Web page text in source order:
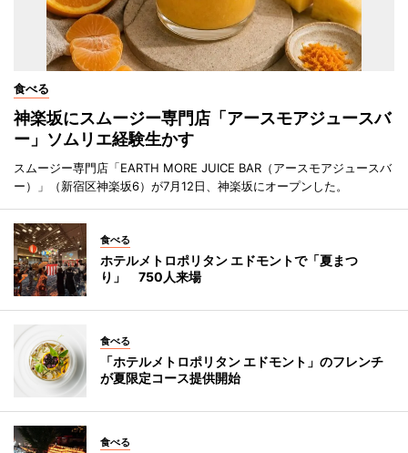
食べる
神楽坂にスムージー専門店「アースモアジュースバ
ー」ソムリエ経験生かす
スムージー専門店「EARTH MORE JUICE BAR（アースモアジュースバ
ー）」（新宿区神楽坂6）が7月12日、神楽坂にオープンした。
食べる
ホテルメトロポリタン エドモントで「夏まつ
り」 750人来場
食べる
「ホテルメトロポリタン エドモント」のフレンチ
が夏限定コース提供開始
食べる